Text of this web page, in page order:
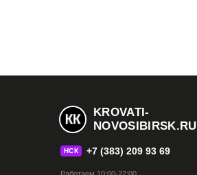
KROVATI-
NOVOSIBIRSK.RU
НСК +7 (383) 209 93 69